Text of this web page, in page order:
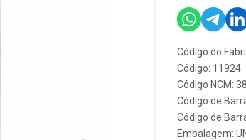
Código do
Código: 11924
Código NCM:
Código de
Código de
Embalagem: